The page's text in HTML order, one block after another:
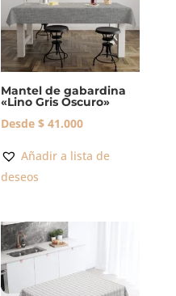
Mantel de gabardina
«Lino Gris Oscuro»
Desde $ 41.000
Añadir a lista de
deseos